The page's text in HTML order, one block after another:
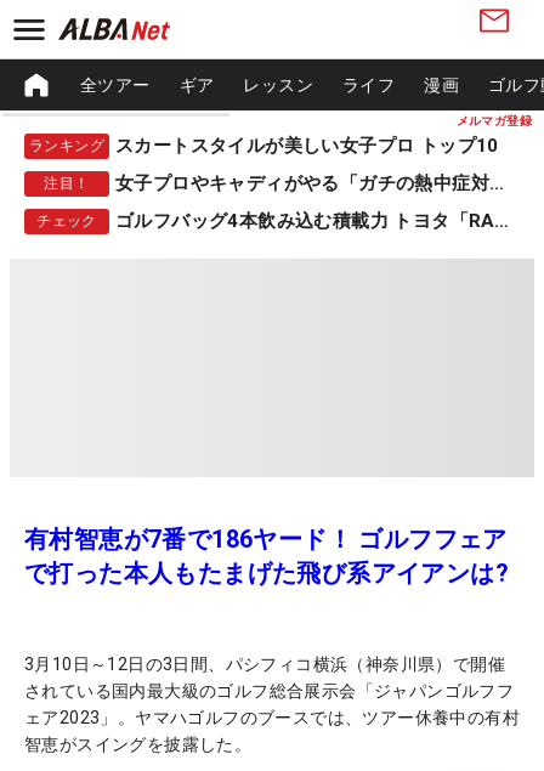
メルマガ登録
全ツアー ギア レッスン ライフ 漫画 ゴル
ランキング スカートスタイルが美しい女子プロ トップ10
注目！ 女子プロやキャディがやる「ガチの熱中症対策」
チェック ゴルフバッグ4本飲み込む積載力 トヨタ「RAV4」
有村智恵が7番で186ヤード！ ゴルフフェア
で打った本人もたまげた飛び系アイアンは?
3月10日～12日の3日間、パシフィコ横浜（神奈川県）で開催
されている国内最大級のゴルフ総合展示会「ジャパンゴルフフ
ェア2023」。ヤマハゴルフのブースでは、ツアー休養中の有村
智恵がスイングを披露した。